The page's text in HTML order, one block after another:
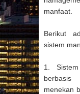
manfaat.
Berikut
sistem
1.
menekan